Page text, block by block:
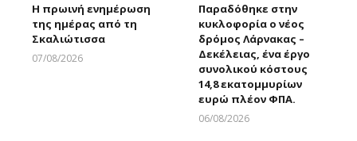
Η πρωινή ενημέρωση
της ημέρας από τη
Σκαλιώτισσα
07/08/2026
Παραδόθηκε στην
κυκλοφορία ο νέος
δρόμος Λάρνακας –
Δεκέλειας, ένα έργο
συνολικού κόστους
14,8 εκατομμυρίων
ευρώ πλέον ΦΠΑ.
06/08/2026